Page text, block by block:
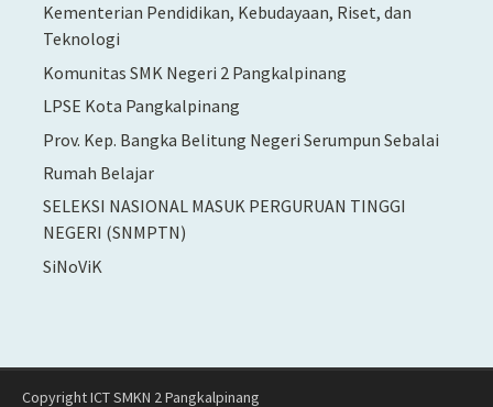
Kementerian Pendidikan, Kebudayaan, Riset, dan
Teknologi
Komunitas SMK Negeri 2 Pangkalpinang
LPSE Kota Pangkalpinang
Prov. Kep. Bangka Belitung Negeri Serumpun Sebalai
Rumah Belajar
SELEKSI NASIONAL MASUK PERGURUAN TINGGI
NEGERI (SNMPTN)
SiNoViK
Copyright ICT SMKN 2 Pangkalpinang